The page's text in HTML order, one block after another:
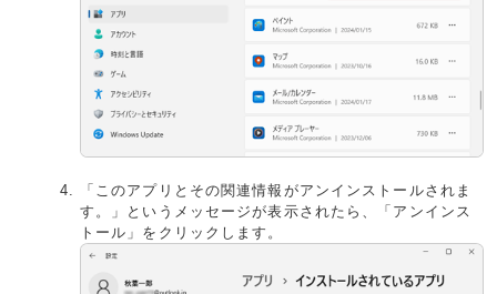
「このアプリとその関連情報がアンインストールされま
す。」というメッセージが表示されたら、「アンインス
トール」をクリックします。